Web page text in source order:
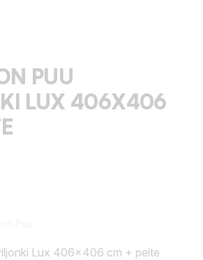
PUU
LUX 406X406
Lux 406x406 cm + peite